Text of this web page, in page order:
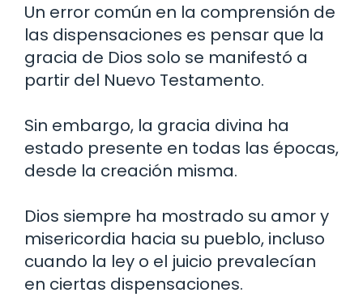
Un error común en la comprensión de
las dispensaciones es pensar que la
gracia de Dios solo se manifestó a
partir del Nuevo Testamento.
Sin embargo, la gracia divina ha
estado presente en todas las épocas,
desde la creación misma.
Dios siempre ha mostrado su amor y
misericordia hacia su pueblo, incluso
cuando la ley o el juicio prevalecían
en ciertas dispensaciones.